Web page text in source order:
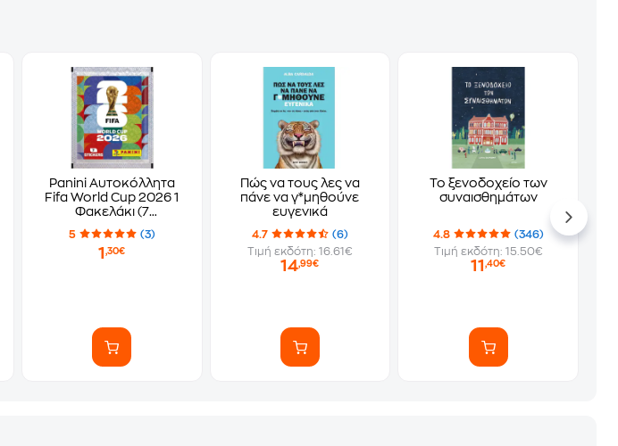
Panini Αυτοκόλλητα
Fifa World Cup 2026 1
Φακελάκι (7
Αυτοκόλλητα)
5 (3)
1,30€
Πώς να τους λες να
πάνε να γ*μηθούνε
ευγενικά
4.7
(6)
Τιμή εκδότη: 16.61€
14,99€
Το ξενοδοχείο των
συναισθημάτων
4.8
(346)
Τιμή εκδότη: 15.50€
11,40€